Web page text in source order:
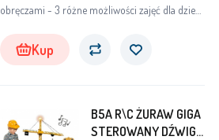
obręczami - 3 różne możliwości zajęć dla dzieci
Kup
B5A R\C ŻURAW GIGA
STEROWANY DŹWIG